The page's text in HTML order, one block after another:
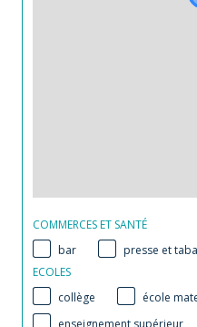
COMMERCES ET SANTÉ
bar
presse et
ECOLES
collège
école
enseignement supérieur